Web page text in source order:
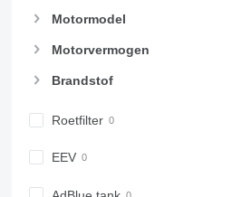
Motormodel
Motorvermogen
Brandstof
Roetfilter
EEV